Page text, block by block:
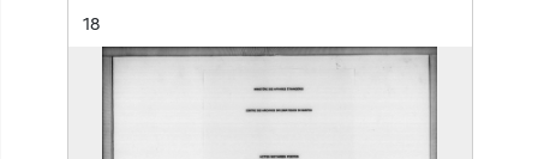
Résultat n°
18